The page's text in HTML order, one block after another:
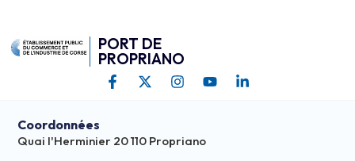
PORT DE
PROPRIANO
Coordonnées
Quai l'Herminier 20 110 Propriano